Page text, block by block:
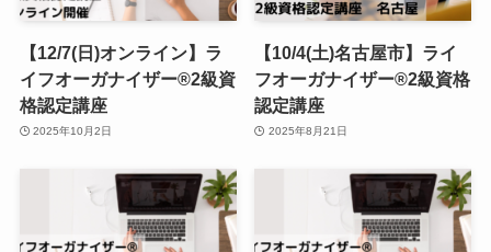
【12/7(日)オンライン】ラ
イフオーガナイザー®︎2級資
格認定講座
2025年10月2日
【10/4(土)名古屋市】ライ
フオーガナイザー®︎2級資格
認定講座
2025年8月21日